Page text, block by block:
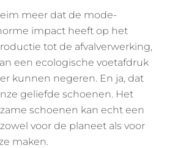
meer dat de mode-
impact heeft op het
tot de afvalverwerking,
een ecologische voetafdruk
kunnen negeren. En ja, dat
geliefde schoenen. Het
schoenen kan echt een
voor de planeet als voor
maken.